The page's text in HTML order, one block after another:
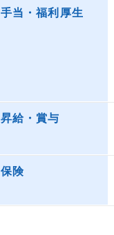
手当・福利厚生
昇給・賞与
保険